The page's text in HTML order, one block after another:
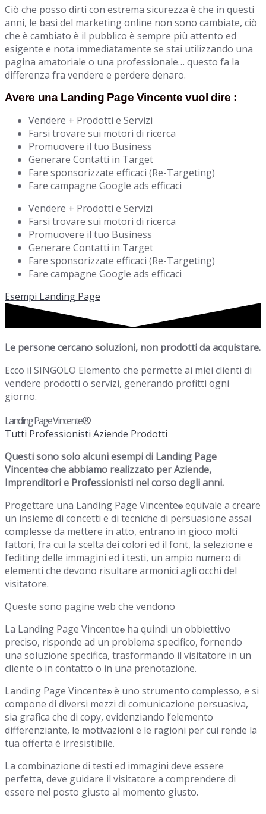
Ciò che posso dirti con estrema sicurezza è che in questi
anni, le basi del marketing online non sono cambiate, ciò
che è cambiato è il pubblico è sempre più attento ed
esigente e nota immediatamente se stai utilizzando una
pagina amatoriale o una professionale… questo fa la
differenza fra vendere e perdere denaro.
Avere una Landing Page Vincente vuol dire :
Vendere + Prodotti e Servizi
Farsi trovare sui motori di ricerca
Promuovere il tuo Business
Generare Contatti in Target
Fare sponsorizzate efficaci (Re-Targeting)
Fare campagne Google ads efficaci
Vendere + Prodotti e Servizi
Farsi trovare sui motori di ricerca
Promuovere il tuo Business
Generare Contatti in Target
Fare sponsorizzate efficaci (Re-Targeting)
Fare campagne Google ads efficaci
Esempi Landing Page
Le persone cercano soluzioni, non prodotti da acquistare.
Ecco il SINGOLO Elemento che permette ai miei clienti di
vendere prodotti o servizi, generando profitti ogni
giorno.
Landing Page Vincente®
Tutti Professionisti Aziende Prodotti
Questi sono solo alcuni esempi di Landing Page
Vincente®che abbiamo realizzato per Aziende,
Imprenditori e Professionisti nel corso degli anni.
Progettare una Landing Page Vincente® equivale a creare
un insieme di concetti e di tecniche di persuasione assai
complesse da mettere in atto, entrano in gioco molti
fattori, fra cui la scelta dei colori ed il font, la selezione e
l’editing delle immagini ed i testi, un ampio numero di
elementi che devono risultare armonici agli occhi del
visitatore.
Queste sono pagine web che vendono
La Landing Page Vincente® ha quindi un obbiettivo
preciso, risponde ad un problema specifico, fornendo
una soluzione specifica, trasformando il visitatore in un
cliente o in contatto o in una prenotazione.
Landing Page Vincente® è uno strumento complesso, e si
compone di diversi mezzi di comunicazione persuasiva,
sia grafica che di copy, evidenziando l’elemento
differenziante, le motivazioni e le ragioni per cui rende la
tua offerta è irresistibile.
La combinazione di testi ed immagini deve essere
perfetta, deve guidare il visitatore a comprendere di
essere nel posto giusto al momento giusto.